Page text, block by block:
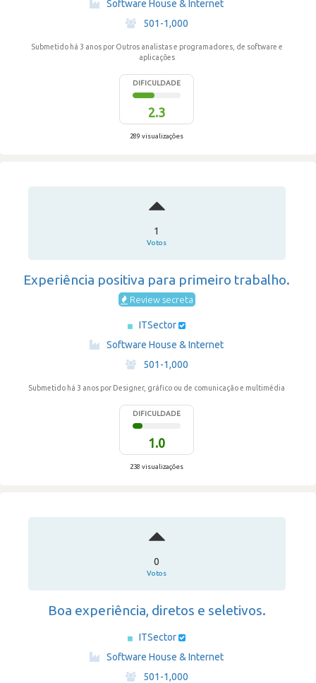
Software House & Internet
·
501-1,000
Submetido há 3 anos por Outros analistas e programadores, de software e
aplicações
DIFICULDADE
2.3
289 visualizações
1
Votos
Experiência positiva para primeiro trabalho.
Review secreta
ITSector
Software House & Internet
·
501-1,000
Submetido há 3 anos por Designer, gráfico ou de comunicação e multimédia
DIFICULDADE
1.0
238 visualizações
0
Votos
Boa experiência, diretos e seletivos.
ITSector
Software House & Internet
·
501-1,000